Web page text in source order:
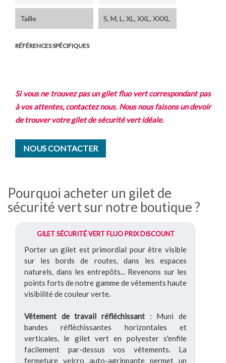
Taille S, M, L, XL, XXL, XXXL
RÉFÉRENCES SPÉCIFIQUES
Si vous ne trouvez pas un gilet fluo vert correspondant pas
à vos attentes, contactez nous. Nous nous faisons un devoir
de trouver votre gilet de sécurité vert idéale.
NOUS CONTACTER
Pourquoi acheter un gilet de
sécurité vert sur notre boutique ?
GILET SÉCURITÉ VERT FLUO PRIX DISCOUNT
Porter un gilet est primordial pour être visible
sur les bords de routes, dans les espaces
naturels, dans les entrepôts... Revenons sur les
points forts de notre gamme de vêtements haute
visibilité de couleur verte.
Vêtement de travail réfléchissant : Muni de
bandes réfléchissantes horizontales et
verticales, le gilet vert en polyester s'enfile
facilement par-dessus vos vêtements. La
fermeture velcro auto-agrippante permet un